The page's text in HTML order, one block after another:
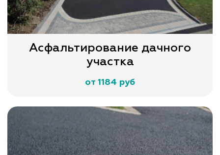
Асфальтирование дачного
участка
от 1184 руб